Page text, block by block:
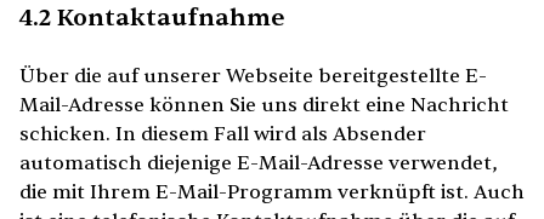
4.2 Kontaktaufnahme
Über die auf unserer Webseite bereitgestellte E-
Mail-Adresse können Sie uns direkt eine Nachricht
schicken. In diesem Fall wird als Absender
automatisch diejenige E-Mail-Adresse verwendet,
die mit Ihrem E-Mail-Programm verknüpft ist. Auch